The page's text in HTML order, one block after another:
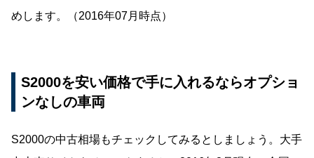
めします。（2016年07月時点）
S2000を安い価格で手に入れるならオプショ
ンなしの車両
S2000の中古相場もチェックしてみるとしましょう。大手